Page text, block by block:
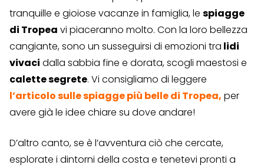
tranquille e gioiose vacanze in famiglia, le spiagge
di Tropea vi piaceranno molto. Con la loro bellezza
cangiante, sono un susseguirsi di emozioni tra lidi
vivaci dalla sabbia fine e dorata, scogli maestosi e
calette segrete. Vi consigliamo di leggere
l’articolo sulle spiagge più belle di Tropea, per
avere già le idee chiare su dove andare!
D’altro canto, se è l’avventura ciò che cercate,
esplorate i dintorni della costa e tenetevi pronti a